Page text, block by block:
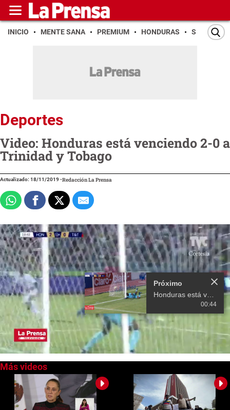
INICIO MENTE SANA PREMIUM HONDURAS SAN PEDRO
Deportes
Video: Honduras está venciendo 2-0 a
Trinidad y Tobago
Actualizado: 18/11/2019-Redacción La Prensa
seconds
seconds
Próximo
Honduras está venciendo 3-0 A Trinidad Y Tobago
00:44